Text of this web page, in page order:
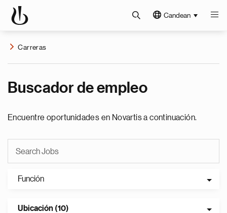
Candean
Carreras
Buscador de empleo
Encuentre oportunidades en Novartis a continuación.
Función
Ubicación (10)